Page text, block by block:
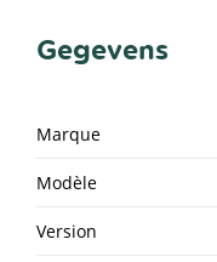
Gegevens
Marque
Modèle
Version